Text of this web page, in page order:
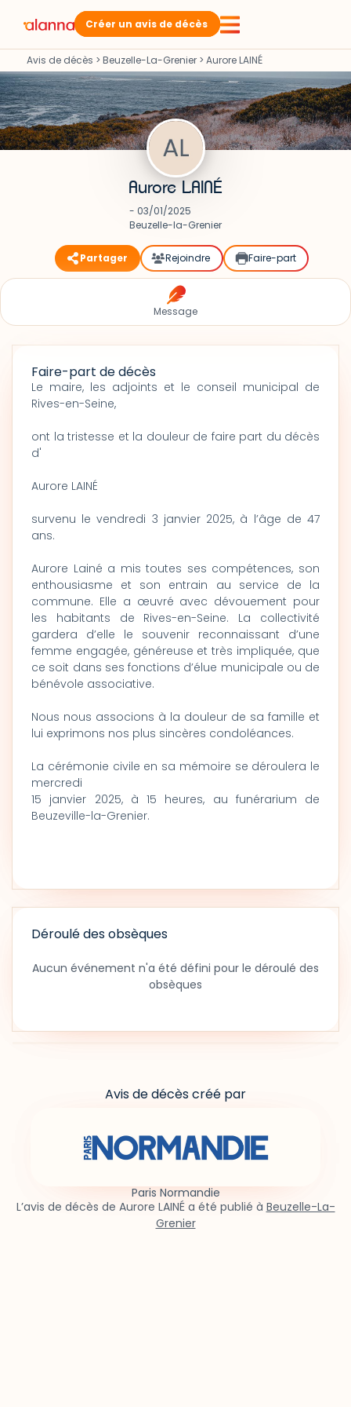
Créer un avis de décès
Avis de décès > Beuzelle-La-Grenier > Aurore LAINÉ
Aurore LAINÉ
- 03/01/2025
Beuzelle-la-Grenier
Partager Rejoindre Faire-part
Message
Faire-part de décès
Le maire, les adjoints et le conseil municipal de
Rives-en-Seine,
ont la tristesse et la douleur de faire part du décès
d'
Aurore LAINÉ
survenu le vendredi 3 janvier 2025, à l’âge de 47
ans.
Aurore Lainé a mis toutes ses compétences, son
enthousiasme et son entrain au service de la
commune. Elle a œuvré avec dévouement pour
les habitants de Rives-en-Seine. La collectivité
gardera d’elle le souvenir reconnaissant d’une
femme engagée, généreuse et très impliquée, que
ce soit dans ses fonctions d’élue municipale ou de
bénévole associative.
Nous nous associons à la douleur de sa famille et
lui exprimons nos plus sincères condoléances.
La cérémonie civile en sa mémoire se déroulera le
mercredi
15 janvier 2025, à 15 heures, au funérarium de
Beuzeville-la-Grenier.
Déroulé des obsèques
Aucun événement n'a été défini pour le déroulé des
obsèques
Avis de décès créé par
Paris Normandie
L’avis de décès de Aurore LAINÉ a été publié à Beuzelle-La-
Grenier